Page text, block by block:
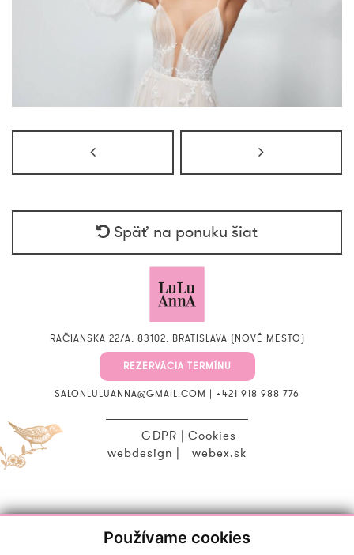
Používame cookies
Späť na ponuku šiat
RAČIANSKA 22/A, 83102, BRATISLAVA (NOVÉ MESTO)
REZERVÁCIA TERMÍNU
SALONLULUANNA@GMAIL.COM | +421 918 988 776
GDPR
Cookies
webdesign
webex.sk